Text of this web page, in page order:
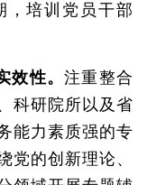
，培训党员干部
效性。注重整合
科研院所以及省
能力素质强的专
党的创新理论、